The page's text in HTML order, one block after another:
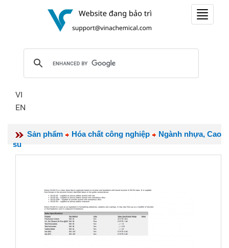
Toggle
VI
EN
Sản phẩm Hóa chất công nghiệp
Ngành nhựa, Cao
su